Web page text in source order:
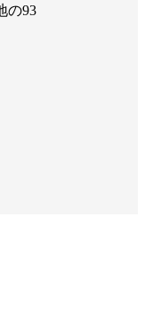
の93